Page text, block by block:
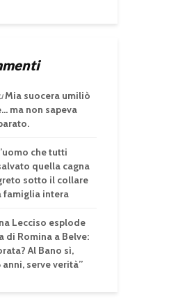
Mia suocera umiliò
ma non sapeva
che tutti
quella cagna
sotto il collare
famiglia intera
Lecciso esplode
di Romina a Belve:
Al Bano sì,
serve verità”